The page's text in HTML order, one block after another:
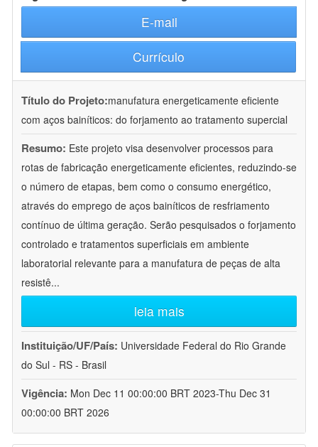
E-mail
Currículo
Título do Projeto:manufatura energeticamente eficiente
com aços bainíticos: do forjamento ao tratamento supercial
Resumo: Este projeto visa desenvolver processos para
rotas de fabricação energeticamente eficientes, reduzindo-se
o número de etapas, bem como o consumo energético,
através do emprego de aços bainíticos de resfriamento
contínuo de última geração. Serão pesquisados o forjamento
controlado e tratamentos superficiais em ambiente
laboratorial relevante para a manufatura de peças de alta
resistê...
leia mais
Instituição/UF/País: Universidade Federal do Rio Grande
do Sul - RS - Brasil
Vigência: Mon Dec 11 00:00:00 BRT 2023-Thu Dec 31
00:00:00 BRT 2026